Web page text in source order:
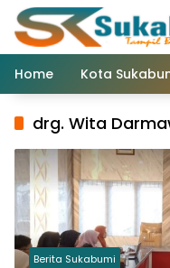
Langsung
konten
Home
Kota
drg. Wita
Berita Sukabumi